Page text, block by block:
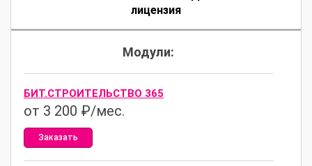
лицензия
Модули:
БИТ.СТРОИТЕЛЬСТВО 365
от 3 200 ₽/мес.
Заказать